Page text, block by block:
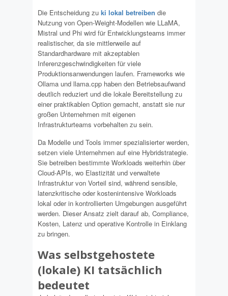
Die Entscheidung zu ki lokal betreiben die
Nutzung von Open-Weight-Modellen wie LLaMA,
Mistral und Phi wird für Entwicklungsteams immer
realistischer, da sie mittlerweile auf
Standardhardware mit akzeptablen
Inferenzgeschwindigkeiten für viele
Produktionsanwendungen laufen. Frameworks wie
Ollama und llama.cpp haben den Betriebsaufwand
deutlich reduziert und die lokale Bereitstellung zu
einer praktikablen Option gemacht, anstatt sie nur
großen Unternehmen mit eigenen
Infrastrukturteams vorbehalten zu sein.
Da Modelle und Tools immer spezialisierter werden,
setzen viele Unternehmen auf eine Hybridstrategie.
Sie betreiben bestimmte Workloads weiterhin über
Cloud-APIs, wo Elastizität und verwaltete
Infrastruktur von Vorteil sind, während sensible,
latenzkritische oder kostenintensive Workloads
lokal oder in kontrollierten Umgebungen ausgeführt
werden. Dieser Ansatz zielt darauf ab, Compliance,
Kosten, Latenz und operative Kontrolle in Einklang
zu bringen.
Was selbstgehostete
(lokale) KI tatsächlich
bedeutet